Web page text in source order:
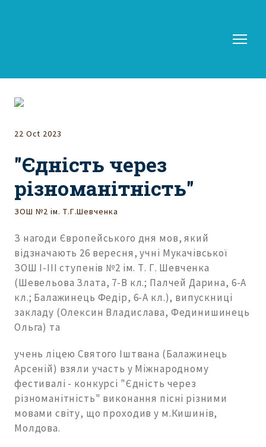
22 Oct 2023
"Єдність через
різноманітність"
ЗОШ №2 ім. Т.Г.Шевченка
З нагоди Європейського дня мов, який
відзначають 26 вересня, учні Мукачівської
ЗОШ І-ІІІ ступенів №2 ім. Т. Г. Шевченка
(Шевельова Злата, 7-В кл.; Палчей Дарина, 6-А
кл.; Балажинець Федір, 6-А кл.), випускниці
закладу (Олексин Владислава, Фединишинець
Ольга) та
учень ліцею Святого Іштвана (Балажинець
Арсеній) взяли участь у Міжнародному
фестивалі - конкурсі "Єдність через
різноманітність" виконання пісні різними
мовами світу, що проходив у м.Кишинів,
Молдова.